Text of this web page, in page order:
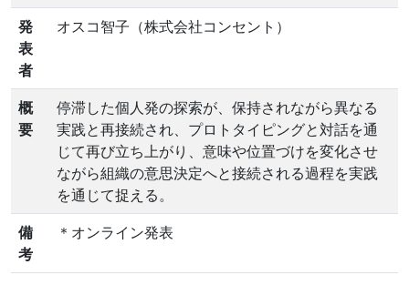
発
表
者
オスコ智子（株式会社コンセント）
概
要
停滞した個人発の探索が、保持されながら異なる
実践と再接続され、プロトタイピングと対話を通
じて再び立ち上がり、意味や位置づけを変化させ
ながら組織の意思決定へと接続される過程を実践
を通じて捉える。
備
考
＊オンライン発表